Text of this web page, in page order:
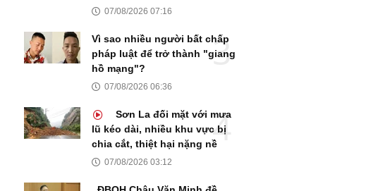
07/08/2026 07:16
Vì sao nhiều người bất chấp
pháp luật để trở thành "giang
hồ mạng"?
07/08/2026 06:36
Sơn La đối mặt với mưa
lũ kéo dài, nhiều khu vực bị
chia cắt, thiệt hại nặng nề
07/08/2026 03:12